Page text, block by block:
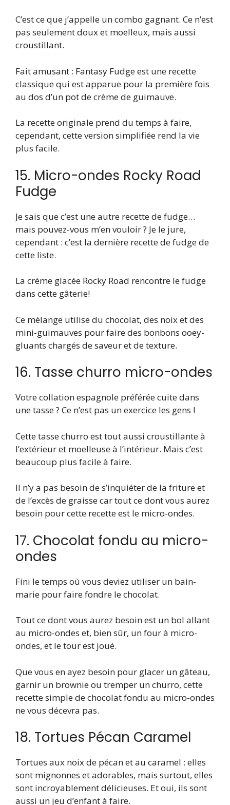
C’est ce que j’appelle un combo gagnant. Ce n’est
pas seulement doux et moelleux, mais aussi
croustillant.
Fait amusant : Fantasy Fudge est une recette
classique qui est apparue pour la première fois
au dos d’un pot de crème de guimauve.
La recette originale prend du temps à faire,
cependant, cette version simplifiée rend la vie
plus facile.
15. Micro-ondes Rocky Road
Fudge
Je sais que c’est une autre recette de fudge…
mais pouvez-vous m’en vouloir ? Je le jure,
cependant : c’est la dernière recette de fudge de
cette liste.
La crème glacée Rocky Road rencontre le fudge
dans cette gâterie!
Ce mélange utilise du chocolat, des noix et des
mini-guimauves pour faire des bonbons ooey-
gluants chargés de saveur et de texture.
16. Tasse churro micro-ondes
Votre collation espagnole préférée cuite dans
une tasse ? Ce n’est pas un exercice les gens !
Cette tasse churro est tout aussi croustillante à
l’extérieur et moelleuse à l’intérieur. Mais c’est
beaucoup plus facile à faire.
Il n’y a pas besoin de s’inquiéter de la friture et
de l’excès de graisse car tout ce dont vous aurez
besoin pour cette recette est le micro-ondes.
17. Chocolat fondu au micro-
ondes
Fini le temps où vous deviez utiliser un bain-
marie pour faire fondre le chocolat.
Tout ce dont vous aurez besoin est un bol allant
au micro-ondes et, bien sûr, un four à micro-
ondes, et le tour est joué.
Que vous en ayez besoin pour glacer un gâteau,
garnir un brownie ou tremper un churro, cette
recette simple de chocolat fondu au micro-ondes
ne vous décevra pas.
18. Tortues Pécan Caramel
Tortues aux noix de pécan et au caramel : elles
sont mignonnes et adorables, mais surtout, elles
sont incroyablement délicieuses. Et oui, ils sont
aussi un jeu d’enfant à faire.